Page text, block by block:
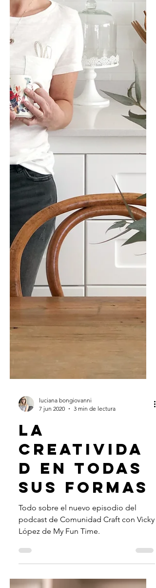
7 jun 2020
3 min de lectura
LA
CREATIVIDA
D EN TODAS